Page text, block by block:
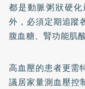
都是動脈粥狀硬
外，必須定期追蹤
腹血糖、腎功能肌
高血壓的患者更需
議居家量測血壓控